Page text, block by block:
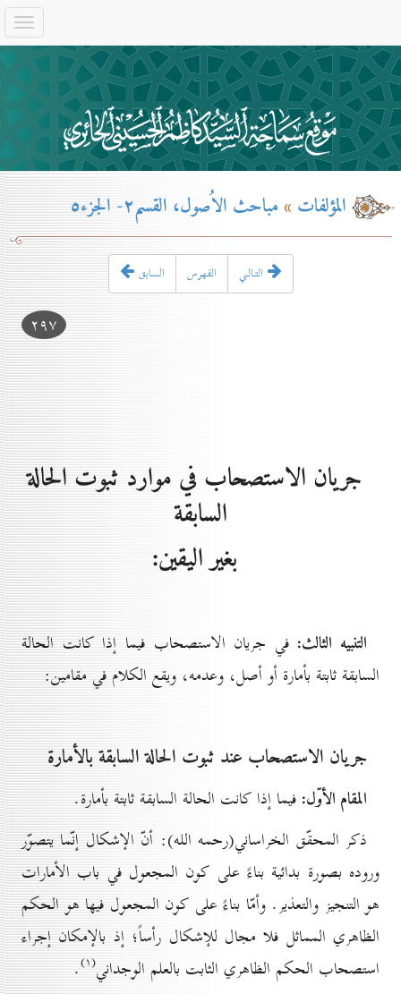
المؤلفات»مباحث الاُصول، القسم۲- الجزء٥
السابق الفهرس التـالـي
۲۹۷
جريان الاستصحاب في موارد ثبوت الحالة
السابقة
بغير اليقين:
التنبيه الثالث: في جريان الاستصحاب فيما إذا كانت الحالة
السابقة ثابتة بأمارة أو أصل، وعدمه، ويقع الكلام في مقامين:
جريان الاستصحاب عند ثبوت الحالة السابقة بالأمارة
المقام الأوّل: فيما إذا كانت الحالة السابقة ثابتة بأمارة.
ذكر المحقّق الخراساني(رحمه الله): أنّ الإشكال إنّما يتصوّر
وروده بصورة بدائية بناءً على كون المجعول في باب الأمارات
هو التنجيز والتعذير. وأمّا بناءً على كون المجعول فيها هو الحكم
الظاهري المماثل فلا مجال للإشكال رأساً؛ إذ بالإمكان إجراء
استصحاب الحكم الظاهري الثابت بالعلم الوجداني(۱) .